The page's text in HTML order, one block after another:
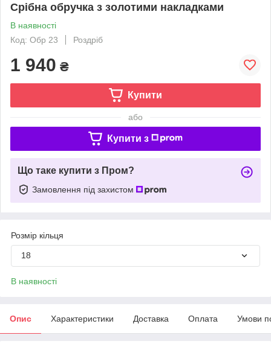
Срібна обручка з золотими накладками
В наявності
Код: Обр 23
Роздріб
1 940 ₴
Купити
або
Купити з
Що таке купити з Пром?
Замовлення під захистом
Розмір кільця
18
В наявності
Опис Характеристики Доставка Оплата Умови